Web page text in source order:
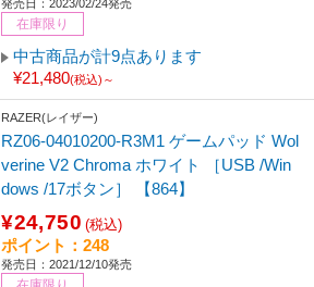
発売日：2023/02/24発売
在庫限り
中古商品が計9点あります
¥21,480(税込)～
RAZER(レイザー)
RZ06-04010200-R3M1 ゲームパッド Wol
verine V2 Chroma ホワイト ［USB /Win
dows /17ボタン］ 【864】
¥24,750 (税込)
ポイント：248
発売日：2021/12/10発売
在庫限り